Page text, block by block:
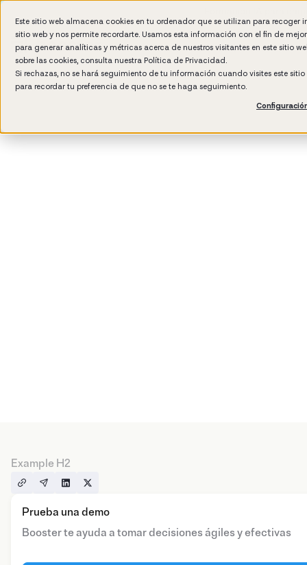
Este sitio web almacena cookies en tu ordenador que se utilizan para
sitio web y nos permite recordarte. Usamos esta información con el fin de
para generar analíticas y métricas acerca de nuestros visitantes en este sitio
sobre las cookies, consulta nuestra Política de Privacidad.
Si rechazas, no se hará seguimiento de tu información cuando visites este
para recordar tu preferencia de que no se te haga seguimiento.
Example H2
Prueba una demo
Booster te ayuda a tomar decisiones ágiles y efectivas